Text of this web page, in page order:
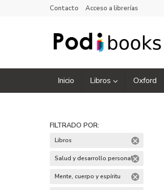
Contacto Acceso a librerías
Inicio Libros Oxford
FILTRADO POR:
Libros
Salud y desarrollo personal
Mente, cuerpo y espíritu